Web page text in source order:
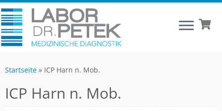
Startseite » ICP Harn n. Mob.
ICP Harn n. Mob.